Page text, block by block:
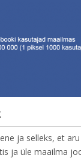
ja selleks, et
ja üle maailma